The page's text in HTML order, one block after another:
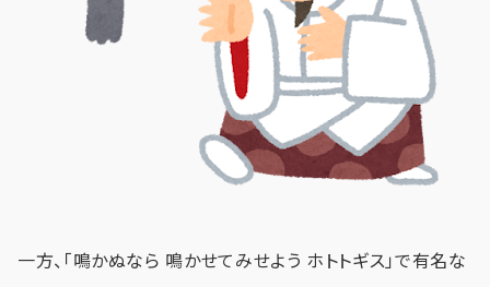
一方、「鳴かぬなら 鳴かせてみせよう ホトトギス」で有名な